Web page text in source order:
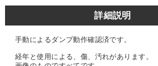
詳細説明
手動によるダンプ動作確認済です。
経年と使用による、傷、汚れがあります。